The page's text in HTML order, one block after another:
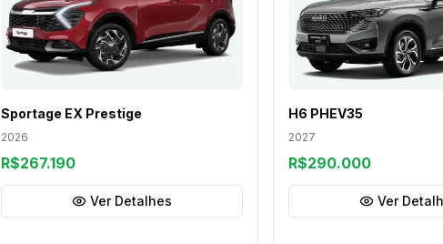
Sportage EX Prestige
2026
R$267.190
Ver Detalhes
H6 PHEV35
2027
R$290.000
Ver